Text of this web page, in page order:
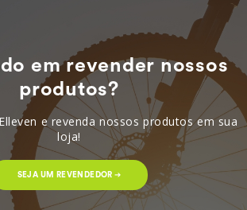
em revender nossos
produtos?
e revenda nossos produtos em sua
loja!
SEJA UM REVENDEDOR ➔